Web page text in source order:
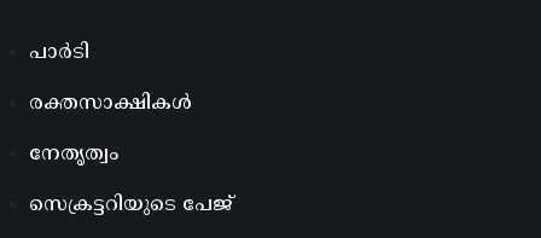
പാർടി
രക്തസാക്ഷികൾ
നേതൃത്വം
സെക്രട്ടറിയുടെ പേജ്